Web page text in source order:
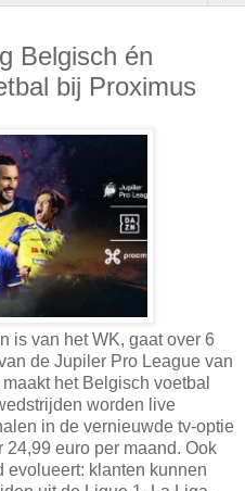
Belgisch én
bij Proximus
is van het WK, gaat over 6
de Jupiler Pro League van
het Belgisch voetbal
worden live
in de vernieuwde tv-optie
euro per maand. Ook
evolueert: klanten kunnen